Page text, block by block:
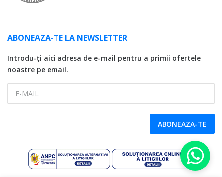
ABONEAZA-TE LA NEWSLETTER
Introdu-ți aici adresa de e-mail pentru a primii ofertele
noastre pe email.
ABONEAZA-TE